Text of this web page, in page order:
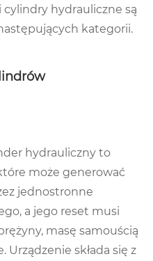
hydrauliczne są
kategorii.
hydrauliczny to
może generować
jednostronne
a jego reset musi
masę samouścią
Urządzenie składa się z